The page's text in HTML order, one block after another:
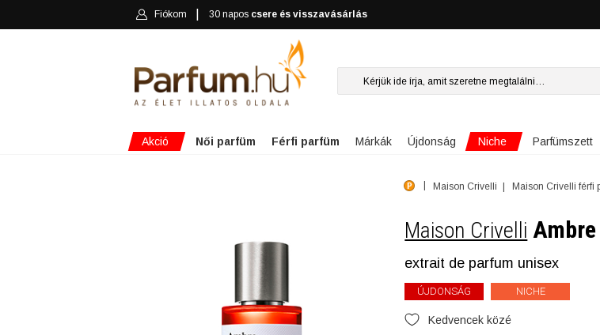
Fiókom 30 napos csere és visszavásárlás
Akció Női parfüm Férfi parfüm Márkák Újdonság Niche Parfümszett
Maison Crivelli Maison Crivelli férfi
Maison Crivelli
extrait de parfum unisex
ÚJDONSÁG NICHE
Kedvencek közé